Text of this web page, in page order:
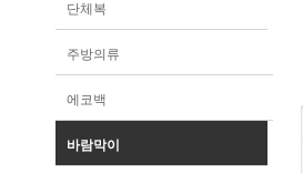
단체복
주방의류
에코백
바람막이